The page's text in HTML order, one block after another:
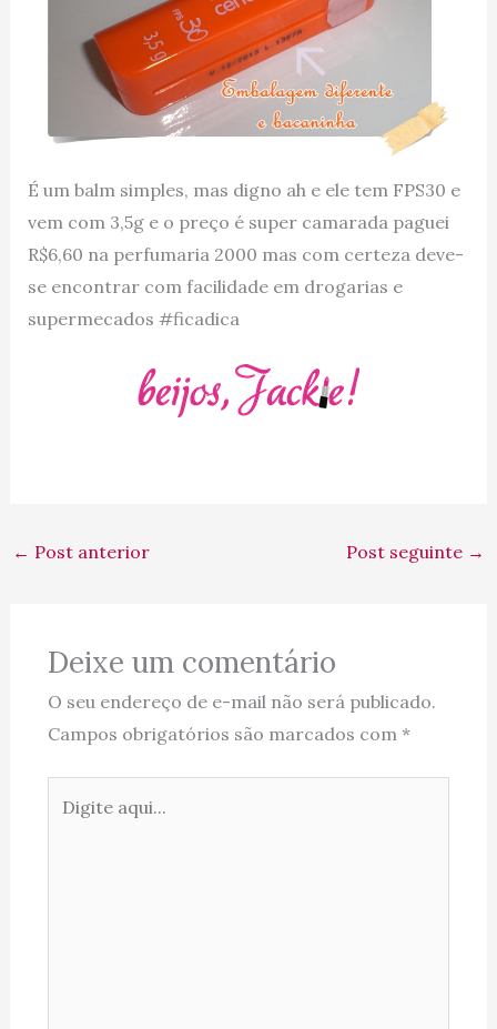
É um balm simples, mas digno ah e ele tem FPS30 e
vem com 3,5g e o preço é super camarada paguei
R$6,60 na perfumaria 2000 mas com certeza deve-
se encontrar com facilidade em drogarias e
supermecados #ficadica
← Post anterior Post seguinte →
Deixe um comentário
O seu endereço de e-mail não será publicado.
Campos obrigatórios são marcados com *
aqui...